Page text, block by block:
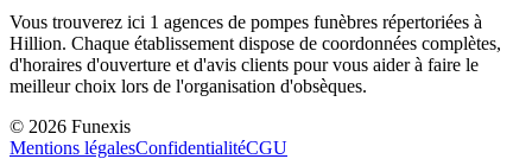
Vous trouverez ici 1 agences de pompes funèbres répertoriées à
Hillion. Chaque établissement dispose de coordonnées complètes,
d'horaires d'ouverture et d'avis clients pour vous aider à faire le
meilleur choix lors de l'organisation d'obsèques.
© 2026 Funexis
Mentions légalesConfidentialitéCGU